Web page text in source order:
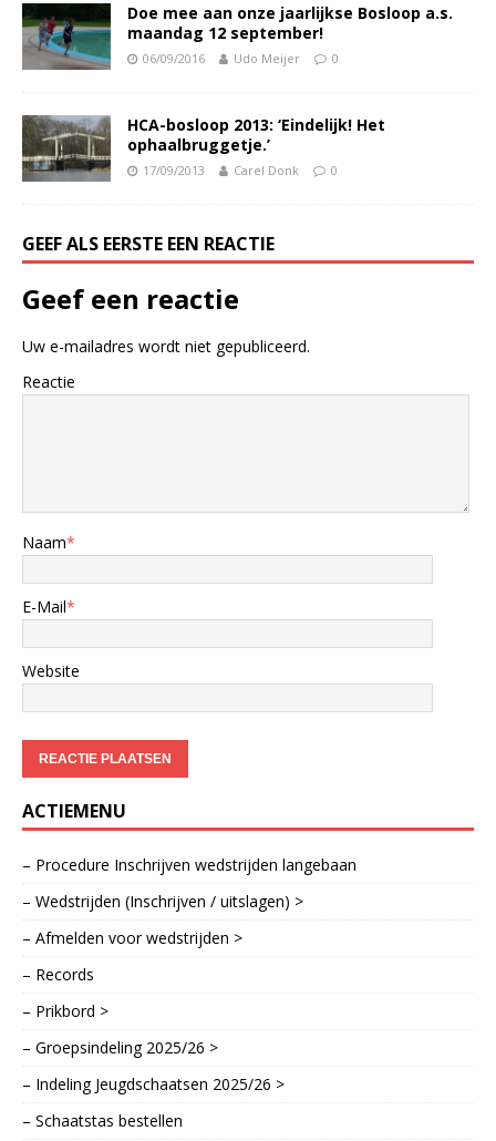
Doe mee aan onze jaarlijkse Bosloop a.s.
maandag 12 september!
06/09/2016 Udo Meijer 0
HCA-bosloop 2013: ‘Eindelijk! Het
ophaalbruggetje.’
17/09/2013 Carel Donk 0
GEEF ALS EERSTE EEN REACTIE
Geef een reactie
Uw e-mailadres wordt niet gepubliceerd.
Reactie
Naam*
E-Mail*
Website
ACTIEMENU
– Procedure Inschrijven wedstrijden langebaan
– Wedstrijden (Inschrijven / uitslagen) >
– Afmelden voor wedstrijden >
– Records
– Prikbord >
– Groepsindeling 2025/26 >
– Indeling Jeugdschaatsen 2025/26 >
– Schaatstas bestellen